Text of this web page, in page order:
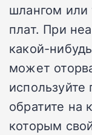
шлангом или
плат. При
какой-
может
обратите на
которым